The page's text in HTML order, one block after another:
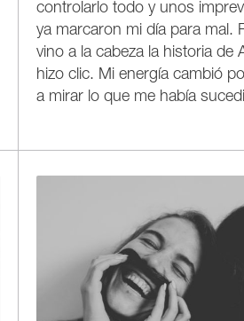
controlarlo todo y unos
ya marcaron mi día para mal.
vino a la cabeza la historia de
hizo clic. Mi energía cambió
a mirar lo que me había